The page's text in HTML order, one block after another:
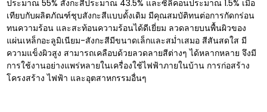
ประมาณ 55% สังกะสีประมาณ 43.5% และซิลิคอนประมาณ 1.5% เมื่อ
เทียบกับผลิตภัณฑ์ชุบสังกะสีแบบดั้งเดิม มีคุณสมบัติทนต่อการกัดกร่อน
ทนความร้อน และสะท้อนความร้อนได้ดีเยี่ยม ลวดลายบนพื้นผิวของ
แผ่นเหล็กอะลูมิเนียม-สังกะสีมีขนาดเล็กและสม่ำเสมอ สีสันสดใส มี
ความแข็งผิวสูง สามารถเคลือบด้วยลวดลายสีต่างๆ ได้หลากหลาย จึงมี
การใช้งานอย่างแพร่หลายในเครื่องใช้ไฟฟ้าภายในบ้าน การก่อสร้าง
โครงสร้าง ไฟฟ้า และอุตสาหกรรมอื่นๆ